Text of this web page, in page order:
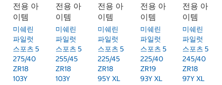
전용 아
이템
미쉐린
파일럿
스포츠 5
275/40
ZR18
103Y
전용 아
이템
미쉐린
파일럿
스포츠 5
255/45
ZR18
103Y
전용 아
이템
미쉐린
파일럿
스포츠 5
225/45
ZR18
95Y XL
전용 아
이템
미쉐린
파일럿
스포츠 5
225/40
ZR19
93Y XL
전용 아
이템
미쉐린
파일럿
스포츠 5
245/40
ZR18
97Y XL